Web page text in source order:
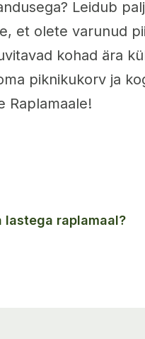
Leidub
et olete varunud
kohad ära
piknikukorv ja
Raplamaale!
lastega raplamaal?